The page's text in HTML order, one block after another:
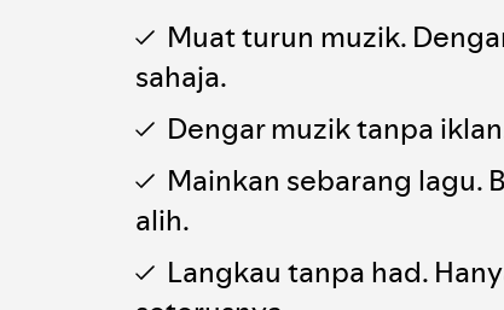
Muat turun muzik.
sahaja.
Dengar muzik tanpa
Mainkan sebarang lagu.
alih.
Langkau tanpa had.